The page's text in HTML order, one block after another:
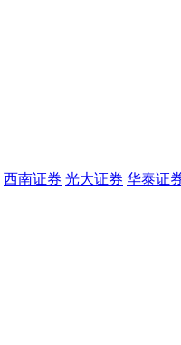
西南证券 光大证券 华泰证